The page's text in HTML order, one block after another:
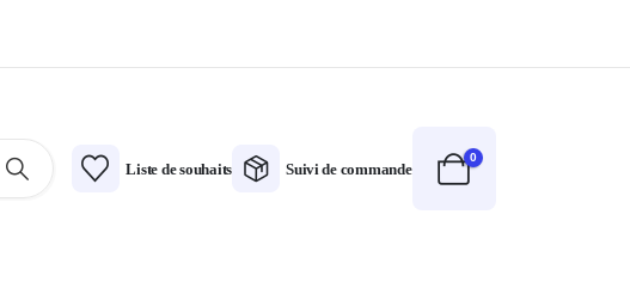
Liste de souhaits Suivi de commande
0